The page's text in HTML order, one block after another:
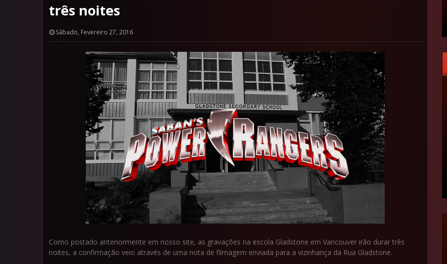
três noites
Sábado, Fevereiro 27, 2016
Como postado anteriormente em nosso site, as gravações na escola Gladstone em Vancouver irão durar três
noites, a confirmação veio através de uma nota de filmagem enviada para a vizinhança da Rua Gladstone.